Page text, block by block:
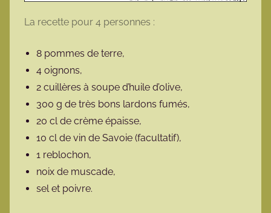
La recette pour 4 personnes :
8 pommes de terre,
4 oignons,
2 cuillères à soupe d’huile d’olive,
300 g de très bons lardons fumés,
20 cl de crème épaisse,
10 cl de vin de Savoie (facultatif),
1 reblochon,
noix de muscade,
sel et poivre.